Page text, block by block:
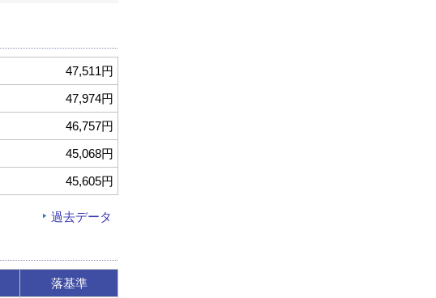
47,511円
47,974円
46,757円
45,068円
45,605円
過去データ
落基準